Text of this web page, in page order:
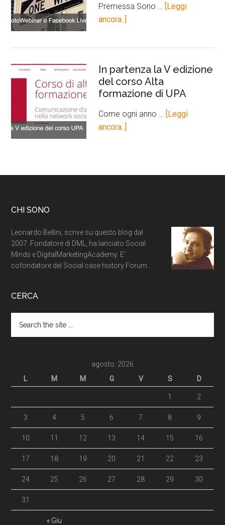
Premessa Sono … [Leggi
ancora..]
In partenza la V edizione
del corso Alta
formazione di UPA
Come ogni anno … [Leggi
ancora..]
CHI SONO
Leonardo Bellini, scrive su questo blog dal
2007. Fondatore di DML, ha lanciato Social
Minds e DigitalMarketingAcademy. E'
cofondatore del Social case history Forum.
CERCA
agosto: 2026
L
M M G V S D
« Giu
1 2
3 4 5 6 7 8 9
10 11 12 13 14 15 16
17 18 19 20 21 22 23
24 25 26 27 28 29 30
31